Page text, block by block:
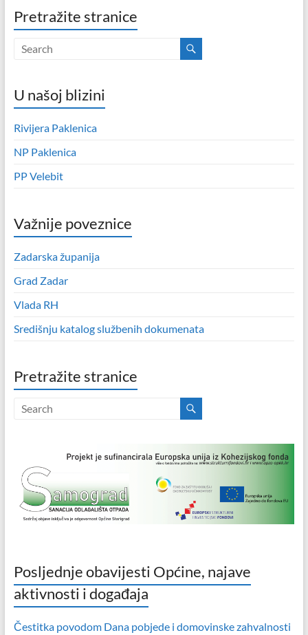
Pretražite stranice
U našoj blizini
Rivijera Paklenica
NP Paklenica
PP Velebit
Važnije poveznice
Zadarska županija
Grad Zadar
Vlada RH
Središnju katalog službenih dokumenata
Pretražite stranice
Posljednje obavijesti Općine, najave
aktivnosti i događaja
Čestitka povodom Dana pobjede i domovinske zahvalnosti